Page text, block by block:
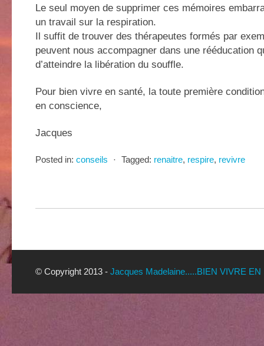
Le seul moyen de supprimer ces mémoires
un travail sur la respiration.
Il suffit de trouver des thérapeutes formés par
peuvent nous accompagner dans une rééducation
d’atteindre la libération du souffle.
Pour bien vivre en santé, la toute première
en conscience,
Jacques
Posted in: conseils ⋅ Tagged: renaitre, respire, revivre
© Copyright 2013 - Jacques Madelaine.....BIEN VIVRE EN